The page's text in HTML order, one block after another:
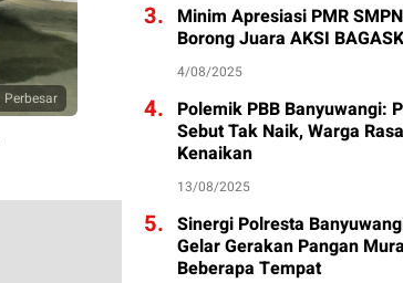
Perbesar
3. Minim Apresiasi PMR
Borong Juara AKSI
4/08/2025
4. Polemik PBB Banyuwangi:
Sebut Tak Naik, Warga
Kenaikan
13/08/2025
5. Sinergi Polresta
Gelar Gerakan Pangan
Beberapa Tempat